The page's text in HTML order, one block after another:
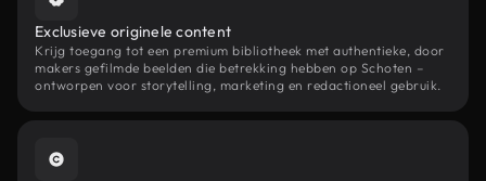
Exclusieve originele content
Krijg toegang tot een premium bibliotheek met authentieke, door
makers gefilmde beelden die betrekking hebben op Schoten –
ontworpen voor storytelling, marketing en redactioneel gebruik.